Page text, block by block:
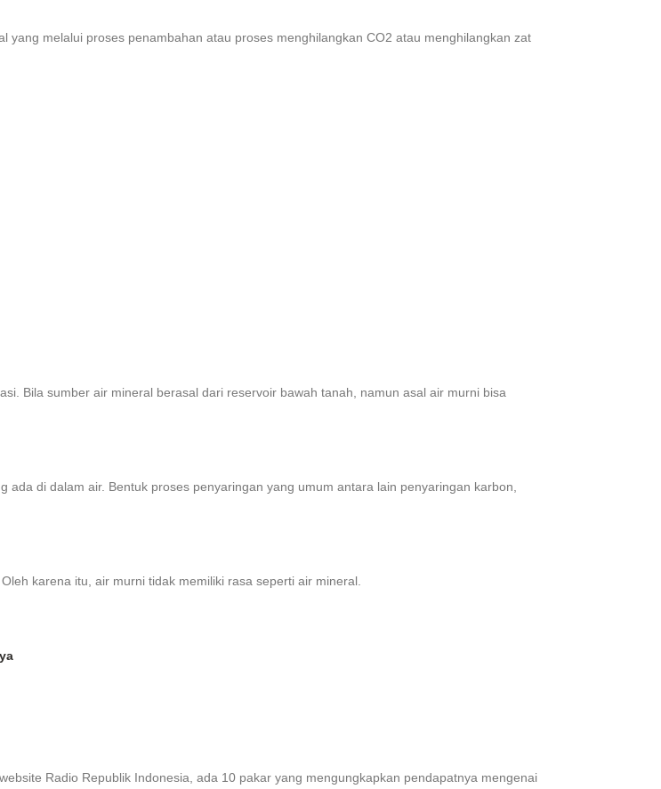
melalui proses penambahan atau proses menghilangkan CO2 atau menghilangkan zat
Bila sumber air mineral berasal dari reservoir bawah tanah, namun asal air murni bisa
di dalam air. Bentuk proses penyaringan yang umum antara lain penyaringan karbon,
karena itu, air murni tidak memiliki rasa seperti air mineral.
Radio Republik Indonesia, ada 10 pakar yang mengungkapkan pendapatnya mengenai